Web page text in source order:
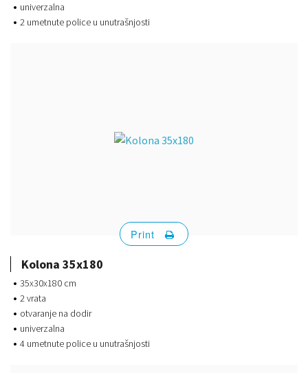
univerzalna
2 umetnute police u unutrašnjosti
Kolona 35x180
35x30x180 cm
2 vrata
otvaranje na dodir
univerzalna
4 umetnute police u unutrašnjosti
Print